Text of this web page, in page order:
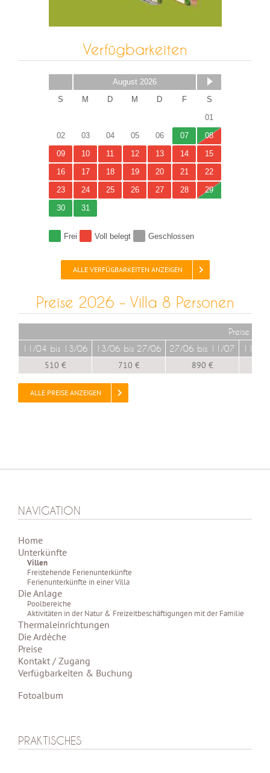
Verfügbarkeiten
August 2026
S M D M D F S
01
02 03 04 05 06 07 08
09 10 11 12 13 14 15
16 17 18 19 20 21 22
23 24 25 26 27 28 29
30 31
Frei Voll belegt Geschlossen
ALLE VERFÜGBARKEITEN ANZEIGEN
Preise 2026 – Villa 8 Personen
Preise pro
11/04 bis 13/06
13/06 bis 27/06 27/06 bis 11/07 11/
510 € 710 € 890 €
ALLE PREISE ANZEIGEN
NAVIGATION
Home
Unterkünfte
Villen
Freistehende Ferienunterkünfte
Ferienunterkünfte in einer Villa
Die Anlage
Poolbereiche
Aktivitäten in der Natur & Freizeitbeschäftigungen mit der Familie
Thermaleinrichtungen
Die Ardèche
Preise
Kontakt / Zugang
Verfügbarkeiten & Buchung
Fotoalbum
PRAKTISCHES